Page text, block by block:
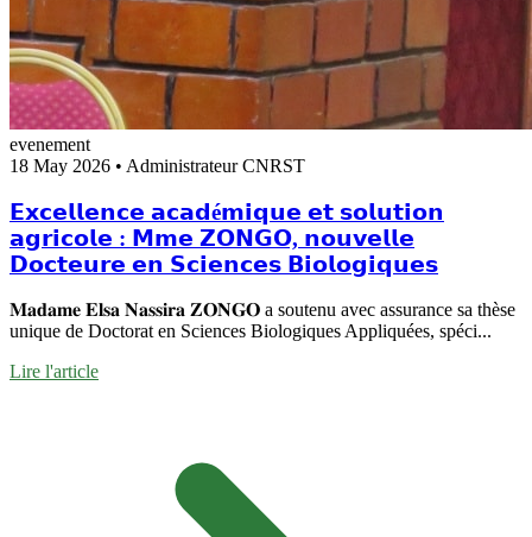
evenement
18 May 2026 • Administrateur CNRST
𝗘𝘅𝗰𝗲𝗹𝗹𝗲𝗻𝗰𝗲 𝗮𝗰𝗮𝗱é𝗺𝗶𝗾𝘂𝗲 𝗲𝘁 𝘀𝗼𝗹𝘂𝘁𝗶𝗼𝗻
𝗮𝗴𝗿𝗶𝗰𝗼𝗹𝗲 : 𝗠𝗺𝗲 𝗭𝗢𝗡𝗚𝗢, 𝗻𝗼𝘂𝘃𝗲𝗹𝗹𝗲
𝗗𝗼𝗰𝘁𝗲𝘂𝗿𝗲 𝗲𝗻 𝗦𝗰𝗶𝗲𝗻𝗰𝗲𝘀 𝗕𝗶𝗼𝗹𝗼𝗴𝗶𝗾𝘂𝗲𝘀‎
𝐌𝐚𝐝𝐚𝐦𝐞 𝐄𝐥𝐬𝐚 𝐍𝐚𝐬𝐬𝐢𝐫𝐚 𝐙𝐎𝐍𝐆𝐎 a soutenu avec assurance sa thèse
unique de Doctorat en Sciences Biologiques Appliquées, spéci...
Lire l'article